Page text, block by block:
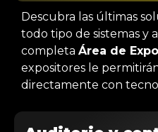
Descubra las últimas
todo tipo de sistemas y
completa Área de
expositores le
directamente con